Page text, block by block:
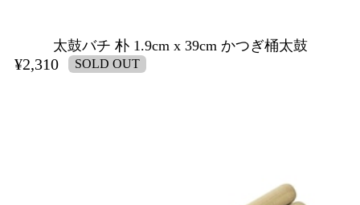
太鼓バチ 朴 1.9cm x 39cm かつぎ桶太鼓
¥2,310 SOLD OUT